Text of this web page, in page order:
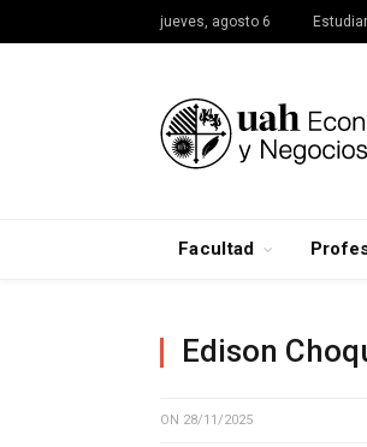
jueves, agosto 6
Facultad
Edison
ON 28/11/2025